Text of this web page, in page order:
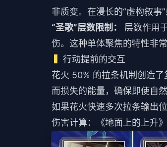
非质变。在漫长的“虚构叙事
“圣歌”层数限制：
层数作用
伤。这种单体聚焦的特性非
行动提前的交互
花火 50% 的拉条机制创造
而损失的能量，确保即使自
如果花火快速多次拉条输出
伤害计算：《地面上的上升